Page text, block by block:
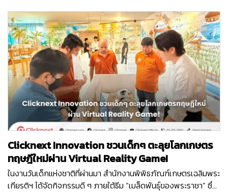
Clicknext Innovation ชวนเด็กๆ ตะลุยโลกเกษตร
ทฤษฎีใหม่ผ่าน Virtual Reality Game!
ในงานวันเด็กแห่งชาติที่ผ่านมา สำนักงานพิพิธภัณฑ์เกษตรเฉลิมพระ
เกียรติฯ ได้จัดกิจกรรมดี ๆ ภายใต้ธีม “เมล็ดพันธุ์ของพระราชา” ซึ่ง